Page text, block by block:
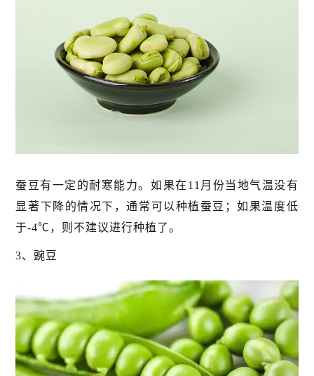
蚕豆有一定的耐寒能力。如果在11月份当地气温没有
显著下降的情况下，通常可以种植蚕豆；如果温度低
于-4℃，则不建议进行种植了。
3、豌豆